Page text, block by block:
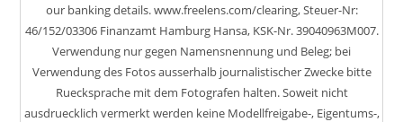
our banking details. www.freelens.com/clearing, Steuer-Nr:
46/152/03306 Finanzamt Hamburg Hansa, KSK-Nr. 39040963M007.
Verwendung nur gegen Namensnennung und Beleg; bei
Verwendung des Fotos ausserhalb journalistischer Zwecke bitte
Ruecksprache mit dem Fotografen halten. Soweit nicht
ausdruecklich vermerkt werden keine Modellfreigabe-, Eigentums-,